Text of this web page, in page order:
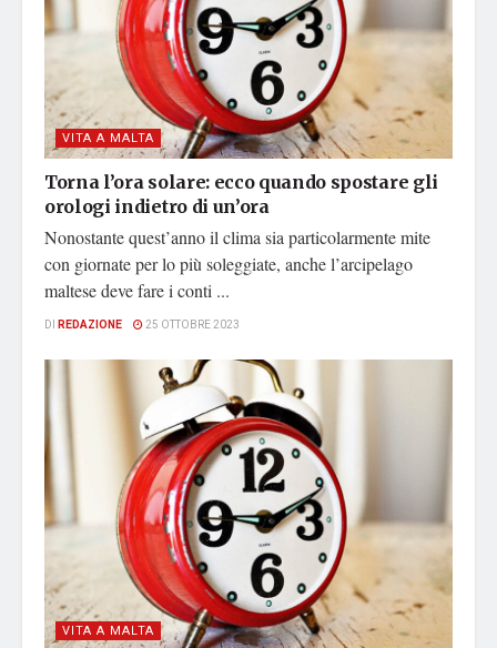
VITA A MALTA
Torna l’ora solare: ecco quando spostare gli
orologi indietro di un’ora
Nonostante quest’anno il clima sia particolarmente mite
con giornate per lo più soleggiate, anche l’arcipelago
maltese deve fare i conti ...
DI REDAZIONE 25 OTTOBRE 2023
VITA A MALTA